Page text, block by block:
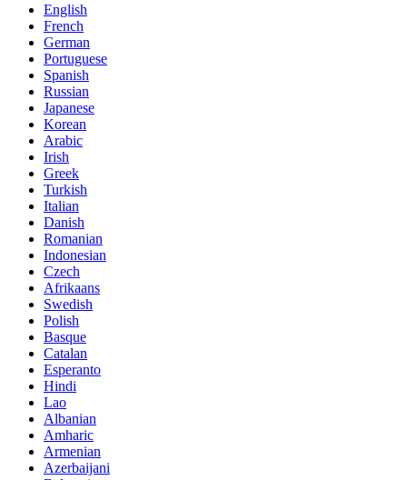
English
French
German
Portuguese
Spanish
Russian
Japanese
Korean
Arabic
Irish
Greek
Turkish
Italian
Danish
Romanian
Indonesian
Czech
Afrikaans
Swedish
Polish
Basque
Catalan
Esperanto
Hindi
Lao
Albanian
Amharic
Armenian
Azerbaijani